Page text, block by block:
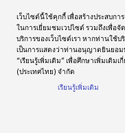
เว็บไซต์นี้ใช้คุกกี้ เพื่อสร้างประสบ
ในการเยี่ยมชมเวปไซต์ รวมถึงเพื่
บริการของเว็บไซต์เรา หากท่านใช้
เป็นการแสดงว่าท่านอนุญาตยินยอม
“เรียนรู้เพิ่มเติม” เพื่อศึกษาเพิ่มเติ
(ประเทศไทย) จำกัด
เรียนรู้เพิ่มเติม